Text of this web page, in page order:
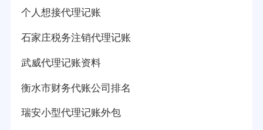
个人想接代理记账
石家庄税务注销代理记账
武威代理记账资料
衡水市财务代账公司排名
瑞安小型代理记账外包